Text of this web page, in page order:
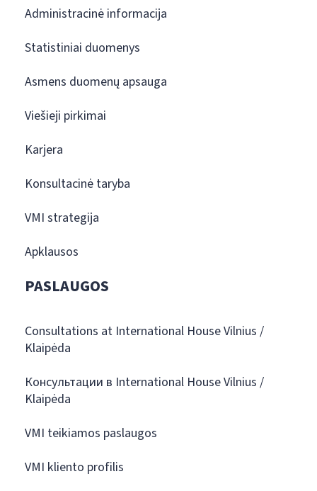
Administracinė informacija
Statistiniai duomenys
Asmens duomenų apsauga
Viešieji pirkimai
Karjera
Konsultacinė taryba
VMI strategija
Apklausos
PASLAUGOS
Consultations at International House Vilnius /
Klaipėda
Консультации в International House Vilnius /
Klaipėda
VMI teikiamos paslaugos
VMI kliento profilis